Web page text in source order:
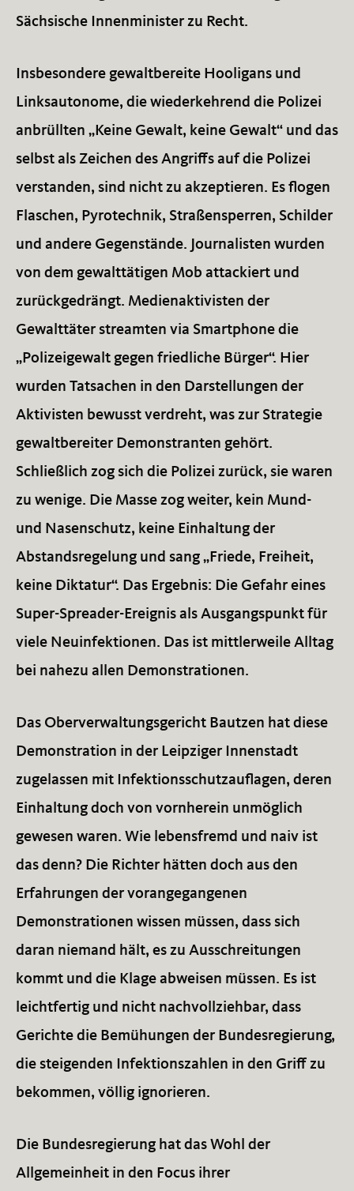
Sächsische Innenminister zu Recht.
Insbesondere gewaltbereite Hooligans und
Linksautonome, die wiederkehrend die Polizei
anbrüllten „Keine Gewalt, keine Gewalt“ und das
selbst als Zeichen des Angriffs auf die Polizei
verstanden, sind nicht zu akzeptieren. Es flogen
Flaschen, Pyrotechnik, Straßensperren, Schilder
und andere Gegenstände. Journalisten wurden
von dem gewalttätigen Mob attackiert und
zurückgedrängt. Medienaktivisten der
Gewalttäter streamten via Smartphone die
„Polizeigewalt gegen friedliche Bürger“. Hier
wurden Tatsachen in den Darstellungen der
Aktivisten bewusst verdreht, was zur Strategie
gewaltbereiter Demonstranten gehört.
Schließlich zog sich die Polizei zurück, sie waren
zu wenige. Die Masse zog weiter, kein Mund-
und Nasenschutz, keine Einhaltung der
Abstandsregelung und sang „Friede, Freiheit,
keine Diktatur“. Das Ergebnis: Die Gefahr eines
Super-Spreader-Ereignis als Ausgangspunkt für
viele Neuinfektionen. Das ist mittlerweile Alltag
bei nahezu allen Demonstrationen.
Das Oberverwaltungsgericht Bautzen hat diese
Demonstration in der Leipziger Innenstadt
zugelassen mit Infektionsschutzauflagen, deren
Einhaltung doch von vornherein unmöglich
gewesen waren. Wie lebensfremd und naiv ist
das denn? Die Richter hätten doch aus den
Erfahrungen der vorangegangenen
Demonstrationen wissen müssen, dass sich
daran niemand hält, es zu Ausschreitungen
kommt und die Klage abweisen müssen. Es ist
leichtfertig und nicht nachvollziehbar, dass
Gerichte die Bemühungen der Bundesregierung,
die steigenden Infektionszahlen in den Griff zu
bekommen, völlig ignorieren.
Die Bundesregierung hat das Wohl der
Allgemeinheit in den Focus ihrer